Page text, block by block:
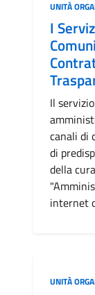
UNITÀ
I
Il
canali di
di
della
internet
UNITÀ